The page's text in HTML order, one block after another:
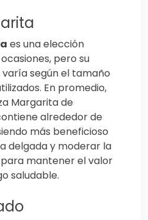
es una elección
pero su
según el tamaño
En promedio,
Margarita de
alrededor de
más beneficioso
delgada y moderar la
mantener el valor
saludable.